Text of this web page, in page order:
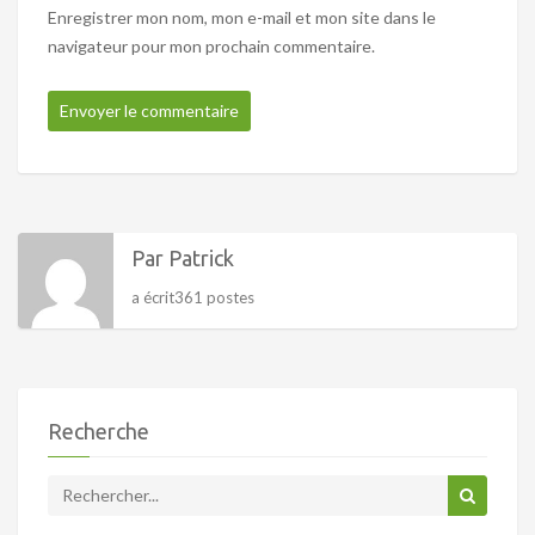
Enregistrer mon nom, mon e-mail et mon site dans le
navigateur pour mon prochain commentaire.
Par Patrick
a écrit361 postes
Recherche